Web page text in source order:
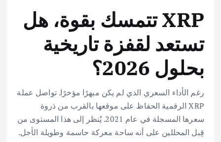
XRP تتمسك بقوة، هل
تستعد لقفزة تاريخية
بحلول 2026؟
رغم الأداء السعري الذي لم يكن مبهرًا مؤخرًا. تواصل عملة
XRP الرقمية الحفاظ على موقعها بالقرب من ذروة
سعرها المسجلة في عام 2021. يُنظر إلى هذا المستوى من
قِبل المحللين على أنه ساحة معركة حاسمة وطويلة الأجل.